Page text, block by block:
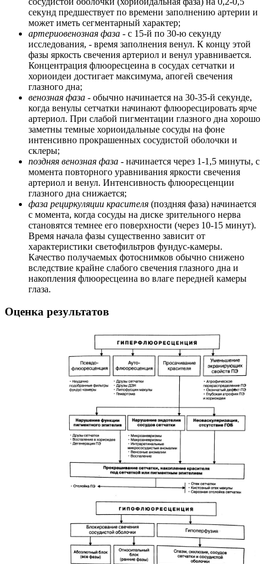
секунд предшествует по времени заполнению артерии и
может иметь сегментарный характер;
артериовенозная фаза - с 15-й по 30-ю секунду
исследования, - время заполнения венул. К концу этой
фазы яркость свечения артериол и венул уравнивается.
Концентрация флюоресцеина в сосудах сетчатки и
хориоидеи достигает максимума, апогей свечения
глазного дна;
венозная фаза - обычно начинается на 30-35-й секунде,
когда венулы сетчатки начинают флюоресцировать ярче
артериол. При слабой пигментации глазного дна хорошо
заметны темные хориоидальные сосуды на фоне
интенсивно прокрашенных сосудистой оболочки и
склеры;
поздняя венозная фаза - начинается через 1-1,5 минуты, с
момента повторного уравнивания яркости свечения
артериол и венул. Интенсивность флюоресценции
глазного дна снижается;
фаза рециркуляции красителя (поздняя фаза) начинается
с момента, когда сосуды на диске зрительного нерва
становятся темнее его поверхности (через 10-15 минут).
Время начала фазы существенно зависит от
характеристики светофильтров фундус-камеры.
Качество получаемых фотоснимков обычно снижено
вследствие крайне слабого свечения глазного дна и
накопления флюоресцеина во влаге передней камеры
глаза.
Оценка результатов